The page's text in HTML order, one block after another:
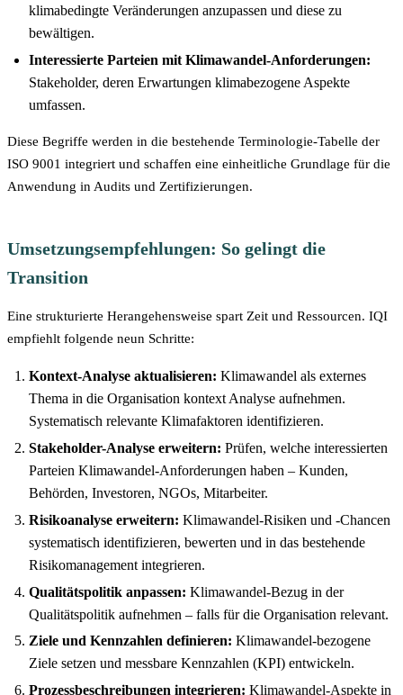
klimabedingte Veränderungen anzupassen und diese zu
bewältigen.
Interessierte Parteien mit Klimawandel-Anforderungen:
Stakeholder, deren Erwartungen klimabezogene Aspekte
umfassen.
Diese Begriffe werden in die bestehende Terminologie-Tabelle der
ISO 9001 integriert und schaffen eine einheitliche Grundlage für die
Anwendung in Audits und Zertifizierungen.
Umsetzungsempfehlungen: So gelingt die
Transition
Eine strukturierte Herangehensweise spart Zeit und Ressourcen. IQI
empfiehlt folgende neun Schritte:
Kontext-Analyse aktualisieren: Klimawandel als externes
Thema in die Organisation kontext Analyse aufnehmen.
Systematisch relevante Klimafaktoren identifizieren.
Stakeholder-Analyse erweitern: Prüfen, welche interessierten
Parteien Klimawandel-Anforderungen haben – Kunden,
Behörden, Investoren, NGOs, Mitarbeiter.
Risikoanalyse erweitern: Klimawandel-Risiken und -Chancen
systematisch identifizieren, bewerten und in das bestehende
Risikomanagement integrieren.
Qualitätspolitik anpassen: Klimawandel-Bezug in der
Qualitätspolitik aufnehmen – falls für die Organisation relevant.
Ziele und Kennzahlen definieren: Klimawandel-bezogene
Ziele setzen und messbare Kennzahlen (KPI) entwickeln.
Prozessbeschreibungen integrieren: Klimawandel-Aspekte in